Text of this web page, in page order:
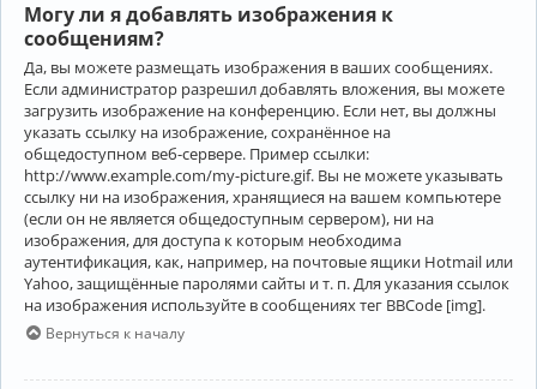
Могу ли я добавлять изображения к
сообщениям?
Да, вы можете размещать изображения в ваших сообщениях.
Если администратор разрешил добавлять вложения, вы можете
загрузить изображение на конференцию. Если нет, вы должны
указать ссылку на изображение, сохранённое на
общедоступном веб-сервере. Пример ссылки:
http://www.example.com/my-picture.gif. Вы не можете указывать
ссылку ни на изображения, хранящиеся на вашем компьютере
(если он не является общедоступным сервером), ни на
изображения, для доступа к которым необходима
аутентификация, как, например, на почтовые ящики Hotmail или
Yahoo, защищённые паролями сайты и т. п. Для указания ссылок
на изображения используйте в сообщениях тег BBCode [img].
Вернуться к началу